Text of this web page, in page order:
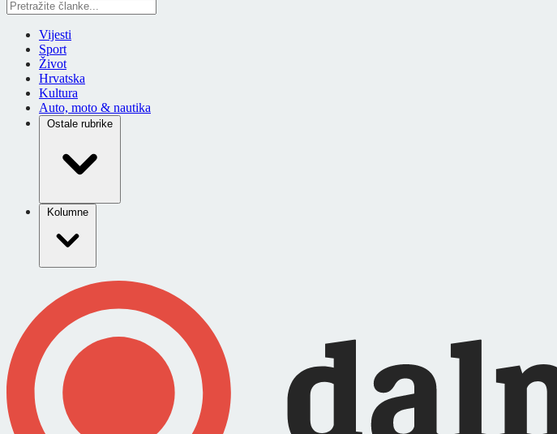
Vijesti
Sport
Život
Hrvatska
Kultura
Auto, moto & nautika
Ostale rubrike
Kolumne